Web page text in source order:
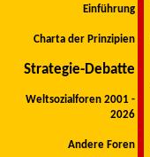
Einführung
Charta der Prinzipien
Strategie-Debatte
Weltsozialforen 2001 -
2026
Andere Foren